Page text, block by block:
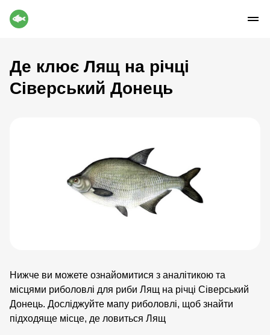
Де клює Лящ на річці
Сіверський Донець
Нижче ви можете ознайомитися з аналітикою та
місцями риболовлі для риби Лящ на річці Сіверський
Донець. Досліджуйте мапу риболовлі, щоб знайти
підходяще місце, де ловиться Лящ